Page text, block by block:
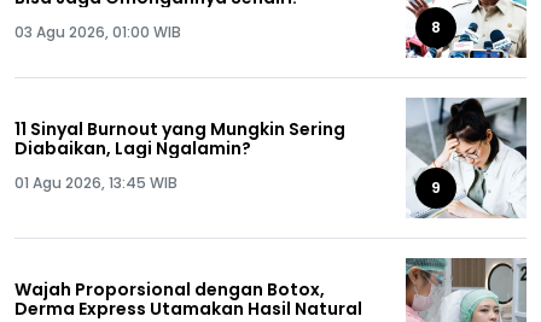
03 Agu 2026, 01:00 WIB 8
11 Sinyal Burnout yang Mungkin Sering
Diabaikan, Lagi Ngalamin?
01 Agu 2026, 13:45 WIB 9
Wajah Proporsional dengan Botox,
Derma Express Utamakan Hasil Natural